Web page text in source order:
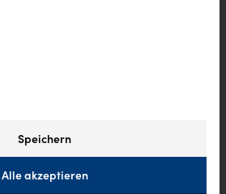
Service-Gruppen, für die eine
Speichern
Alle akzeptieren